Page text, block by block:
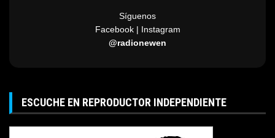
Síguenos
Facebook | Instagram
@radionewen
ESCUCHE EN REPRODUCTOR INDEPENDIENTE